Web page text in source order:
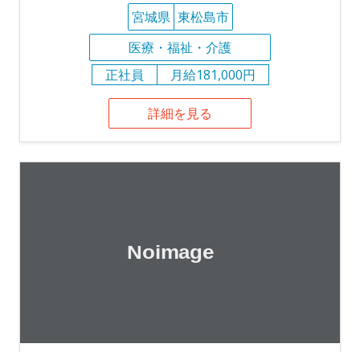
宮城県 東松島市
医療・福祉・介護
正社員
月給181,000円
詳細を見る